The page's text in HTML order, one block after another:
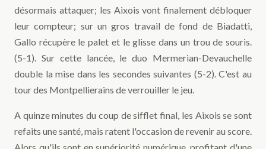
désormais attaquer; les Aixois vont finalement débloquer
leur compteur; sur un gros travail de fond de Biadatti,
Gallo récupère le palet et le glisse dans un trou de souris.
(5-1). Sur cette lancée, le duo Mermerian-Devauchelle
double la mise dans les secondes suivantes (5-2). C'est au
tour des Montpellierains de verrouiller le jeu.
A quinze minutes du coup de sifflet final, les Aixois se sont
refaits une santé, mais ratent l'occasion de revenir au score.